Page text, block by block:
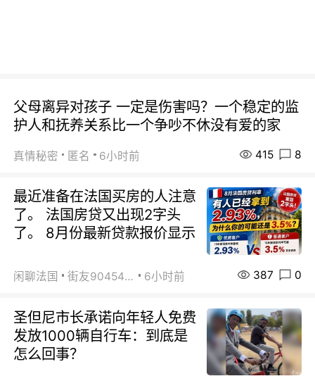
父母离异对孩子 一定是伤害吗？一个稳定的监
护人和抚养关系比一个争吵不休没有爱的家
真情秘密 匿名 6小时前 415 8
最近准备在法国买房的人注意
了。 法国房贷又出现2字头
了。 8月份最新贷款报价显示
闲聊法国 街友90454511 6小时前 387 0
圣但尼市长承诺向年轻人免费
发放1000辆自行车：到底是
怎么回事？